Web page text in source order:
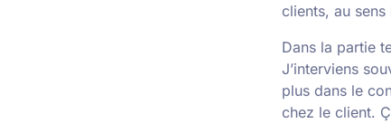
clients, au sens
Dans la partie
J’interviens
plus dans le
chez le client.